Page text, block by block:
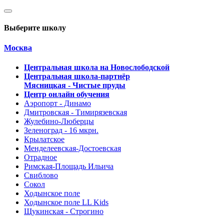
Выберите школу
Москва
Центральная школа на Новослободской
Центральная школа-партнёр
Мясницкая - Чистые пруды
Центр онлайн обучения
Аэропорт - Динамо
Дмитровская - Тимирязевская
Жулебино-Люберцы
Зеленоград - 16 мкрн.
Крылатское
Менделеевская-Достоевская
Отрадное
Римская-Площадь Ильича
Свиблово
Сокол
Ходынское поле
Ходынское поле LL Kids
Щукинская - Строгино